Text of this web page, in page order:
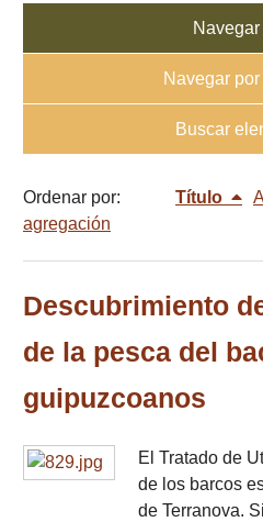
Navegar
Buscar
Ordenar por: Título
agregación
Descubrimiento
de la pesca del
guipuzcoanos
El Tratado de
de los barcos
de Terranova.